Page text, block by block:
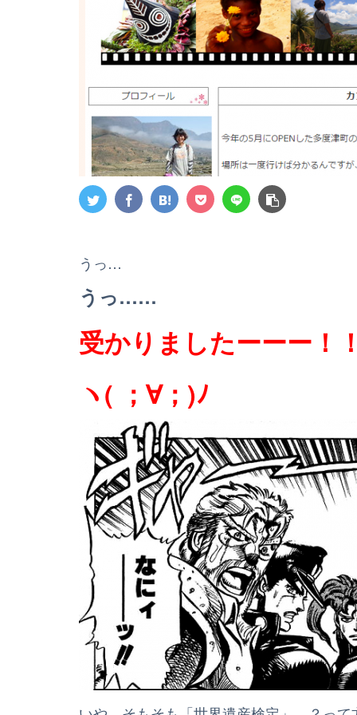
うっ…
うっ……
受かりましたーーー！
ヽ( ；∀；)ﾉ